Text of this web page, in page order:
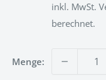
inkl. MwSt.
berechnet.
Menge: